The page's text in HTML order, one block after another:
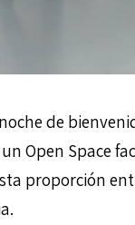
de
Open Space
proporción